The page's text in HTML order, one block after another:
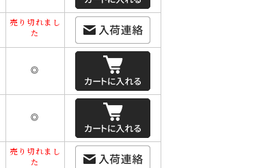
売り切れまし
た
◎
◎
売り切れまし
た